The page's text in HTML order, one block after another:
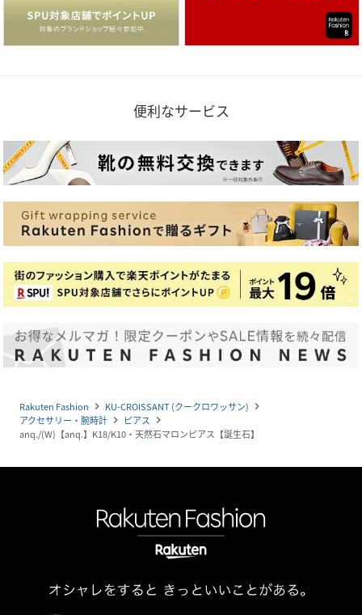
便利なサービス
Rakuten Fashion navigate_next KU-CROISSANT (クークロワッサン) navigate_next
アクセサリー・腕時計 navigate_next ピアス navigate_next
anq./(W)【anq.】K18/K10・天然石マロンピアス【誕生石】